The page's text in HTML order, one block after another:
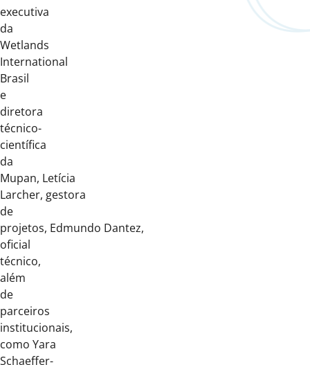
executiva
da
Wetlands
International
Brasil
e
diretora
técnico-
científica
da
Mupan, Letícia
Larcher, gestora
de
projetos, Edmundo Dantez,
oficial
técnico,
além
de
parceiros
institucionais,
como Yara
Schaeffer-